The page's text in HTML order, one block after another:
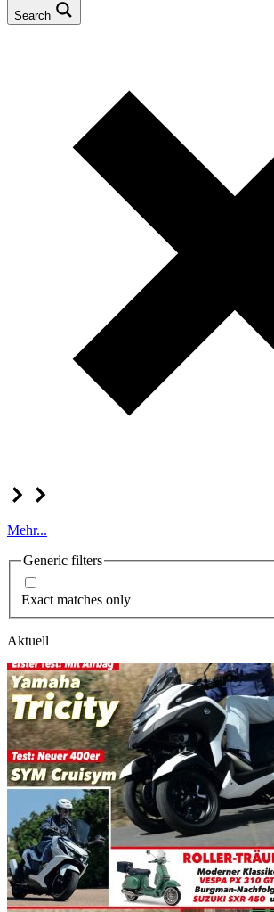
Search
Mehr...
Generic filters
Exact matches only
Aktuell